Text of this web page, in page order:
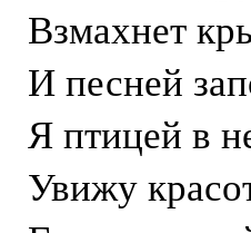
Взмахнет
И песней
Я птицей в
Увижу